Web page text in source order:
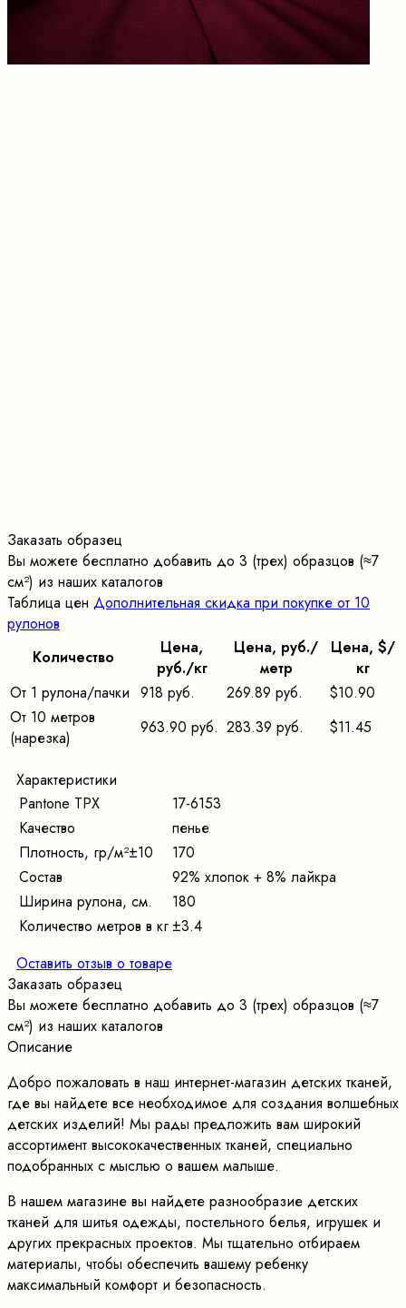
Заказать образец
Вы можете бесплатно добавить до 3 (трех) образцов (≈7
cм²) из наших каталогов
Таблица цен Дополнительная скидка при покупке от 10
рулонов
Количество
Цена,
pуб./кг
Цена, pуб./
метр
Цена, $/
кг
От 1 рулона/пачки 918 руб. 269.89 руб.
$10.90
От 10 метров
(нарезка)
963.90 руб. 283.39 руб. $11.45
Характеристики
Pantone TPX
17-6153
Качество
пенье
Плотность, гр/м²±10
170
Состав
92% хлопок + 8% лайкра
Ширина рулона, см.
180
Количество метров в кг ±3.4
Оставить отзыв о товаре
Заказать образец
Вы можете бесплатно добавить до 3 (трех) образцов (≈7
cм²) из наших каталогов
Описание
Добро пожаловать в наш интернет-магазин детских тканей,
где вы найдете все необходимое для создания волшебных
детских изделий! Мы рады предложить вам широкий
ассортимент высококачественных тканей, специально
подобранных с мыслью о вашем малыше.
В нашем магазине вы найдете разнообразие детских
тканей для шитья одежды, постельного белья, игрушек и
других прекрасных проектов. Мы тщательно отбираем
материалы, чтобы обеспечить вашему ребенку
максимальный комфорт и безопасность.